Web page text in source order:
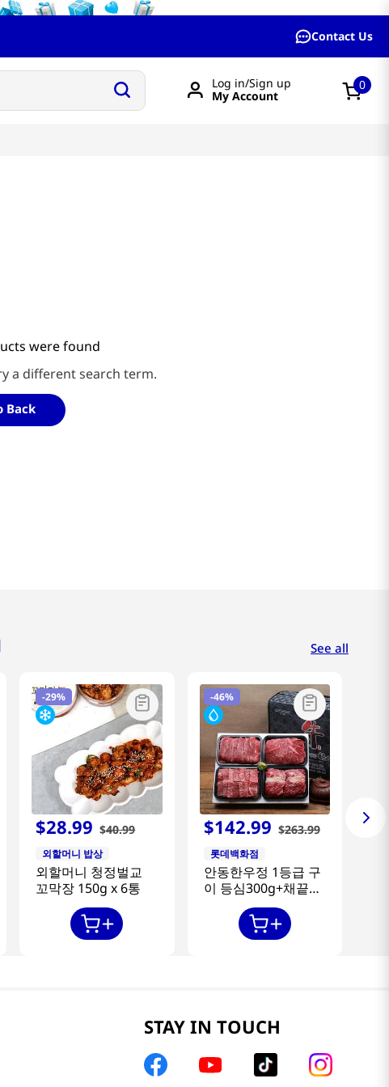
Contact Us
Log in/Sign up
My Account
0
were found
a different search term.
Back
-29%
$28.99 $40.99
외할머니 밥상
외할머니 청정벌교
꼬막장 150g x 6통
-46%
$142.99 $263.99
롯데백화점
안동한우정 1등급 구
이 등심300g+채끝
300g+특수부위
300g+갈비살300g
See all
STAY IN TOUCH